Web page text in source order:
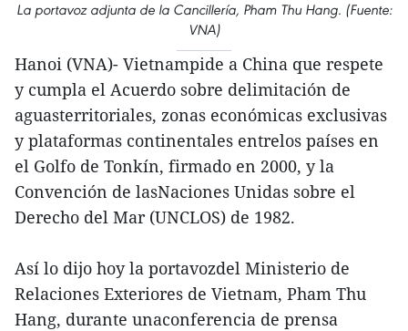
La portavoz adjunta de la Cancillería, Pham Thu Hang. (Fuente:
VNA)
Hanoi (VNA)- Vietnampide a China que respete
y cumpla el Acuerdo sobre delimitación de
aguasterritoriales, zonas económicas exclusivas
y plataformas continentales entrelos países en
el Golfo de Tonkín, firmado en 2000, y la
Convención de lasNaciones Unidas sobre el
Derecho del Mar (UNCLOS) de 1982.
Así lo dijo hoy la portavozdel Ministerio de
Relaciones Exteriores de Vietnam, Pham Thu
Hang, durante unaconferencia de prensa